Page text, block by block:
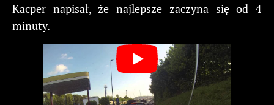
Kacper napisał, że najlepsze zaczyna się od 4
minuty.